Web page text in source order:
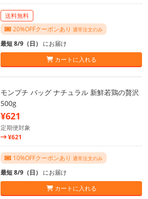
送料無料
20%OFFクーポンあり 通常注文のみ
最短 8/9（日） にお届け
カートに入れる
モンプチ バッグ ナチュラル 新鮮若鶏の贅沢
500g
¥621
定期便対象
¥621
10%OFFクーポンあり 通常注文のみ
最短 8/9（日） にお届け
カートに入れる